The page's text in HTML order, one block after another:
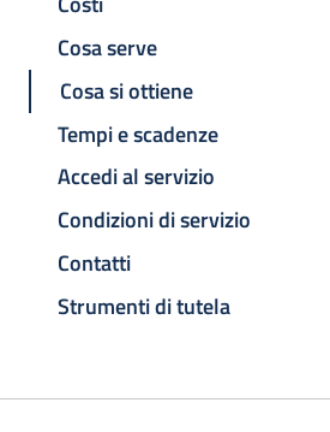
Cosa serve
Cosa si ottiene
Tempi e scadenze
Accedi al servizio
Condizioni di servizio
Contatti
Strumenti di tutela